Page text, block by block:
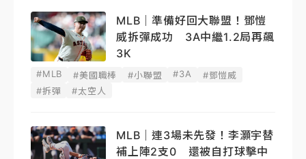
MLB｜準備好回大聯盟！鄧愷
威拆彈成功 3A中繼1.2局再飆
3K
#MLB #美國職棒 #小聯盟 #3A
#鄧愷威
#拆彈
#太空人
MLB｜連3場未先發！李灝宇替
補上陣2支0 還被自打球擊中